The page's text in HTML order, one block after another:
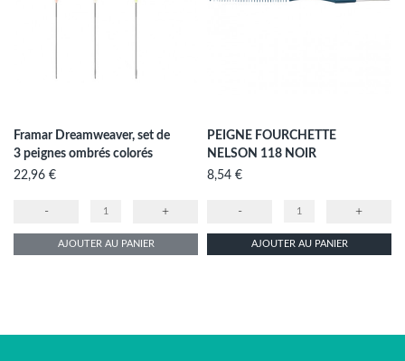
Framar Dreamweaver, set de
3 peignes ombrés colorés
Prix
22,96 €
- +
AJOUTER AU PANIER
PEIGNE FOURCHETTE
NELSON 118 NOIR
Prix
8,54 €
- +
AJOUTER AU PANIER